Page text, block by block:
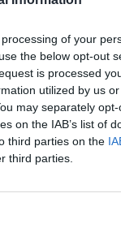
of your
the below opt-out
is processed
utilized by us
may separately
on the IAB’s list of
third parties on the
third parties.
prova
de la